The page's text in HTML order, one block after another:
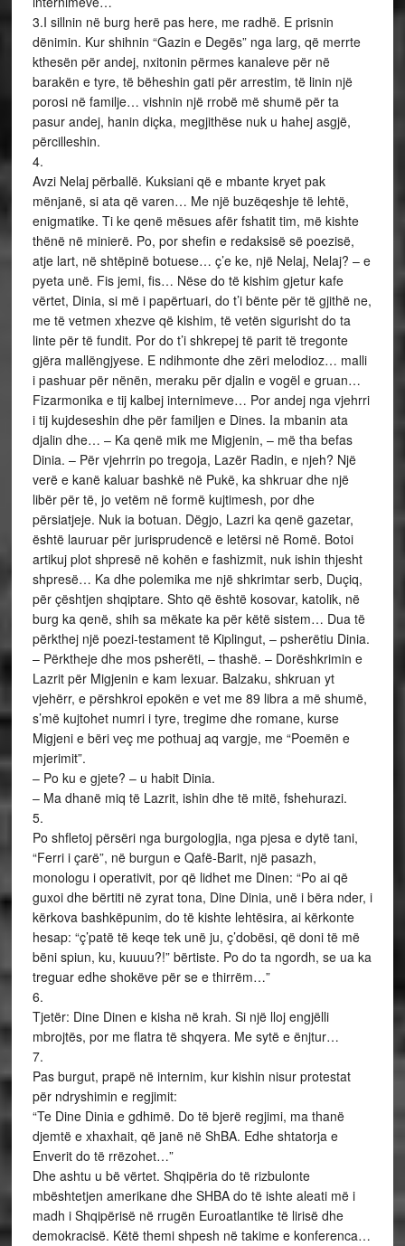
3.I sillnin në burg herë pas here, me radhë. E prisnin
dënimin. Kur shihnin “Gazin e Degës” nga larg, që merrte
kthesën për andej, nxitonin përmes kanaleve për në
barakën e tyre, të bëheshin gati për arrestim, të linin një
porosi në familje… vishnin një rrobë më shumë për ta
pasur andej, hanin diçka, megjithëse nuk u hahej asgjë,
përcilleshin.
4.
Avzi Nelaj përballë. Kuksiani që e mbante kryet pak
mënjanë, si ata që varen… Me një buzëqeshje të lehtë,
enigmatike. Ti ke qenë mësues afër fshatit tim, më kishte
thënë në minierë. Po, por shefin e redaksisë së poezisë,
atje lart, në shtëpinë botuese… ç’e ke, një Nelaj, Nelaj? – e
pyeta unë. Fis jemi, fis… Nëse do të kishim gjetur kafe
vërtet, Dinia, si më i papërtuari, do t’i bënte për të gjithë ne,
me të vetmen xhezve që kishim, të vetën sigurisht do ta
linte për të fundit. Por do t’i shkrepej të parit të tregonte
gjëra mallëngjyese. E ndihmonte dhe zëri melodioz… malli
i pashuar për nënën, meraku për djalin e vogël e gruan…
Fizarmonika e tij kalbej internimeve… Por andej nga vjehrri
i tij kujdeseshin dhe për familjen e Dines. Ia mbanin ata
djalin dhe… – Ka qenë mik me Migjenin, – më tha befas
Dinia. – Për vjehrrin po tregoja, Lazër Radin, e njeh? Një
verë e kanë kaluar bashkë në Pukë, ka shkruar dhe një
libër për të, jo vetëm në formë kujtimesh, por dhe
përsiatjeje. Nuk ia botuan. Dëgjo, Lazri ka qenë gazetar,
është lauruar për jurisprudencë e letërsi në Romë. Botoi
artikuj plot shpresë në kohën e fashizmit, nuk ishin thjesht
shpresë… Ka dhe polemika me një shkrimtar serb, Duçiq,
për çështjen shqiptare. Shto që është kosovar, katolik, në
burg ka qenë, shih sa mëkate ka për këtë sistem… Dua të
përkthej një poezi-testament të Kiplingut, – psherëtiu Dinia.
– Përktheje dhe mos psherëti, – thashë. – Dorëshkrimin e
Lazrit për Migjenin e kam lexuar. Balzaku, shkruan yt
vjehërr, e përshkroi epokën e vet me 89 libra a më shumë,
s’më kujtohet numri i tyre, tregime dhe romane, kurse
Migjeni e bëri veç me pothuaj aq vargje, me “Poemën e
mjerimit”.
– Po ku e gjete? – u habit Dinia.
– Ma dhanë miq të Lazrit, ishin dhe të mitë, fshehurazi.
5.
Po shfletoj përsëri nga burgologjia, nga pjesa e dytë tani,
“Ferri i çarë”, në burgun e Qafë-Barit, një pasazh,
monologu i operativit, por që lidhet me Dinen: “Po ai që
guxoi dhe bërtiti në zyrat tona, Dine Dinia, unë i bëra nder, i
kërkova bashkëpunim, do të kishte lehtësira, ai kërkonte
hesap: “ç’patë të keqe tek unë ju, ç’dobësi, që doni të më
bëni spiun, ku, kuuuu?!” bërtiste. Po do ta ngordh, se ua ka
treguar edhe shokëve për se e thirrëm…”
6.
Tjetër: Dine Dinen e kisha në krah. Si një lloj engjëlli
mbrojtës, por me flatra të shqyera. Me sytë e ënjtur…
7.
Pas burgut, prapë në internim, kur kishin nisur protestat
për ndryshimin e regjimit:
“Te Dine Dinia e gdhimë. Do të bjerë regjimi, ma thanë
djemtë e xhaxhait, që janë në ShBA. Edhe shtatorja e
Enverit do të rrëzohet…”
Dhe ashtu u bë vërtet. Shqipëria do të rizbulonte
mbështetjen amerikane dhe SHBA do të ishte aleati më i
madh i Shqipërisë në rrugën Euroatlantike të lirisë dhe
demokracisë. Këtë themi shpesh në takime e konferenca…